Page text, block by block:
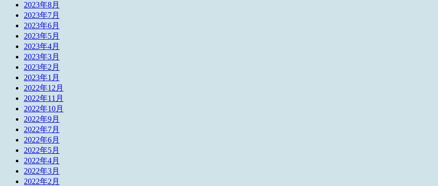
2023年8月
2023年7月
2023年6月
2023年5月
2023年4月
2023年3月
2023年2月
2023年1月
2022年12月
2022年11月
2022年10月
2022年9月
2022年7月
2022年6月
2022年5月
2022年4月
2022年3月
2022年2月